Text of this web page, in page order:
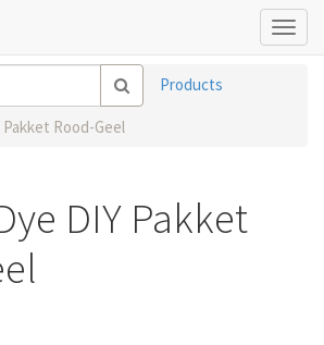
Products
Rood-Geel
DIY Pakket